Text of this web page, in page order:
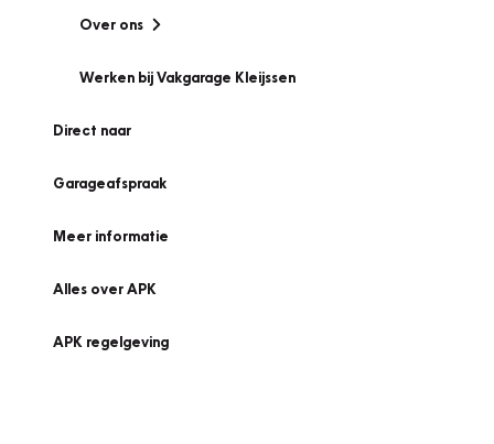
Over ons
Werken bij Vakgarage Kleijssen
Direct naar
Garageafspraak
Meer informatie
Alles over APK
APK regelgeving